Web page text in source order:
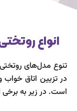
انواع
تنوع مدل‌های
در تزیین اتاق
است. در زیر به برخی